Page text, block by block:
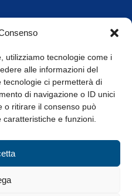
utilizziamo tecnologie come i
alle informazioni del
tecnologie ci permetterà di
di navigazione o ID unici
o ritirare il consenso può
e funzioni.
17.30
riservati
|Informativa Cookie